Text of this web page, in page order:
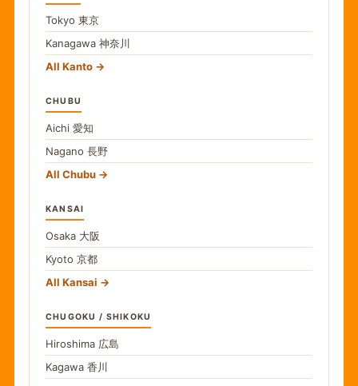
Tokyo 東京
Kanagawa 神奈川
All Kanto
CHUBU
Aichi 愛知
Nagano 長野
All Chubu
KANSAI
Osaka 大阪
Kyoto 京都
All Kansai
CHUGOKU / SHIKOKU
Hiroshima 広島
Kagawa 香川